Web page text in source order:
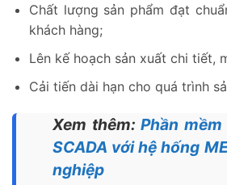
Chất lượng sản phẩm đạt
khách hàng;
Lên kế hoạch sản xuất chi tiết,
Cải tiến dài hạn cho quá trình
Xem thêm: Phần
SCADA với hệ hống
nghiệp